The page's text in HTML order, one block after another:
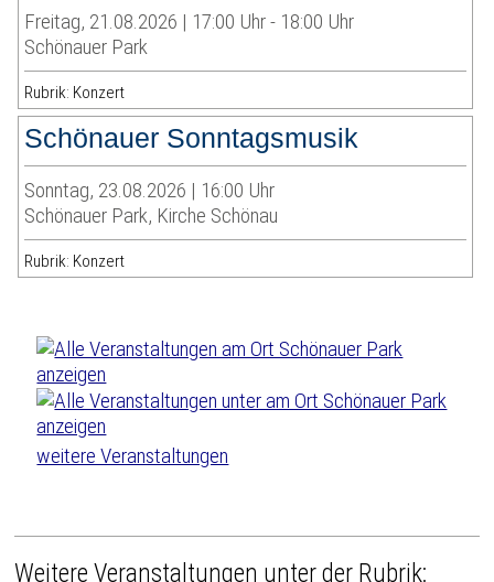
Freitag, 21.08.2026 | 17:00 Uhr - 18:00 Uhr
Schönauer Park
Rubrik: Konzert
Schönauer Sonntagsmusik
Sonntag, 23.08.2026 | 16:00 Uhr
Schönauer Park, Kirche Schönau
Rubrik: Konzert
weitere Veranstaltungen
Weitere Veranstaltungen unter der Rubrik: